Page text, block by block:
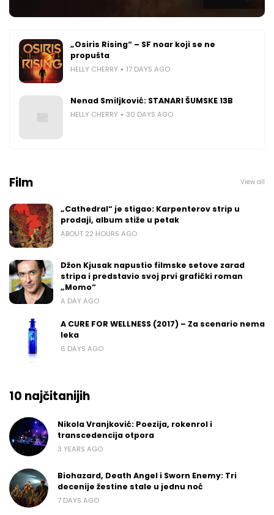
„Osiris Rising“ – SF noar koji se ne
propušta
HELLY CHERRY 17 DAYS AGO
Nenad Smiljković: STANARI ŠUMSKE 13B
HELLY CHERRY 30 DAYS AGO
Film View all
„Cathedral“ je stigao: Karpenterov strip u
prodaji, album stiže u petak
ABOUT 22 HOURS AGO
Džon Kjusak napustio filmske setove zarad
stripa i predstavio svoj prvi grafički roman
„Momo“
A DAY AGO
A CURE FOR WELLNESS (2017) – Za scenario nema
leka
6 DAYS AGO
10 najčitanijih
Nikola Vranjković: Poezija, rokenrol i
transcedencija otpora
3 YEARS AGO
Biohazard, Death Angel i Sworn Enemy: Tri
decenije žestine stale u jednu noć
7 DAYS AGO